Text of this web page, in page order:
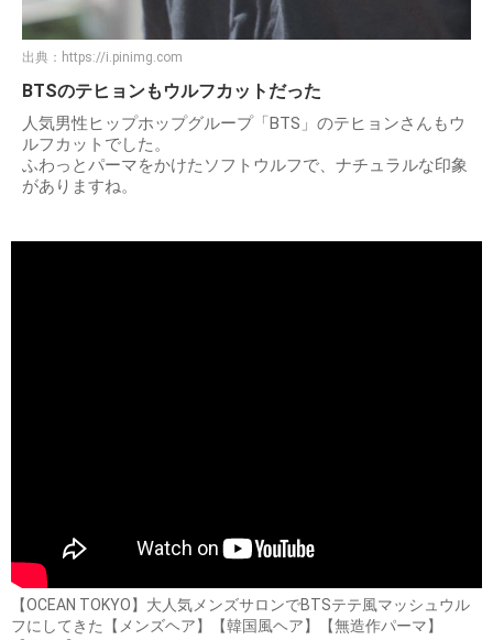
出典： https://i.pinimg.com
BTSのテヒョンもウルフカットだった
人気男性ヒップホップグループ「BTS」のテヒョンさんもウ
ルフカットでした。
ふわっとパーマをかけたソフトウルフで、ナチュラルな印象
がありますね。
【OCEAN TOKYO】大人気メンズサロンでBTSテテ風マッシュウル
フにしてきた【メンズヘア】【韓国風ヘア】【無造作パーマ】